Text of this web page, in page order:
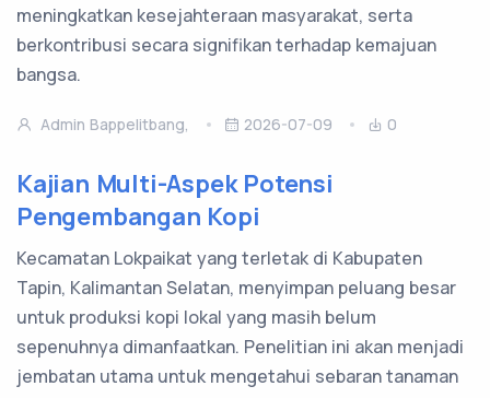
meningkatkan kesejahteraan masyarakat, serta
berkontribusi secara signifikan terhadap kemajuan
bangsa.
Admin Bappelitbang, 2026-07-09 0
Kajian Multi-Aspek Potensi
Pengembangan Kopi
Kecamatan Lokpaikat yang terletak di Kabupaten
Tapin, Kalimantan Selatan, menyimpan peluang besar
untuk produksi kopi lokal yang masih belum
sepenuhnya dimanfaatkan. Penelitian ini akan menjadi
jembatan utama untuk mengetahui sebaran tanaman